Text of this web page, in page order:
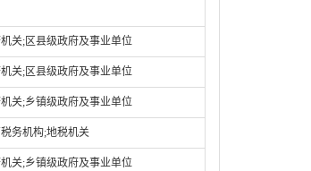
关;区县级政府及事业单位
关;区县级政府及事业单位
关;乡镇级政府及事业单位
务机构;地税机关
关;乡镇级政府及事业单位